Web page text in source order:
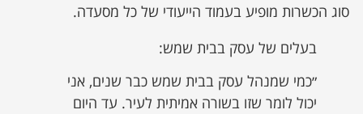
סוג הכשרות מופיע בעמוד הייעודי של כל מסעדה.
בעלים של עסק בבית שמש:
״כמי שמנהל עסק בבית שמש כבר שנים, אני
יכול לומר שזו בשורה אמיתית לעיר. עד היום